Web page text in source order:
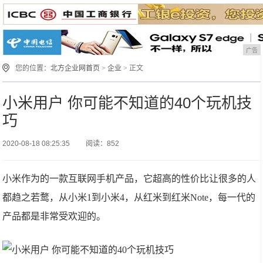
广告
您的位置：北方企业网首页 >企业 > 正文
小米用户 你可能不知道的40个玩机技
巧
2020-08-18 08:25:35 阅读：852
小米作为的一款互联网手机产品，它超高的性价比让很多的人
都趋之若鹜，从小米1到小米4，从红米到红米Note，每一代的
产品都是非常受欢迎的。